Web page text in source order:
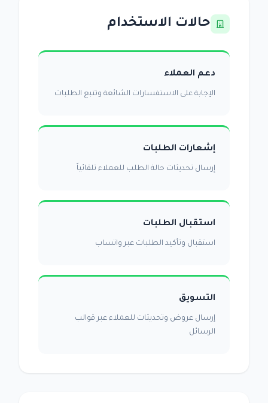
حالات الاستخدام
دعم العملاء
الإجابة على الاستفسارات الشائعة وتتبع الطلبات
إشعارات الطلبات
إرسال تحديثات حالة الطلب للعملاء تلقائياً
استقبال الطلبات
استقبال وتأكيد الطلبات عبر واتساب
التسويق
إرسال عروض وتحديثات للعملاء عبر قوالب
الرسائل